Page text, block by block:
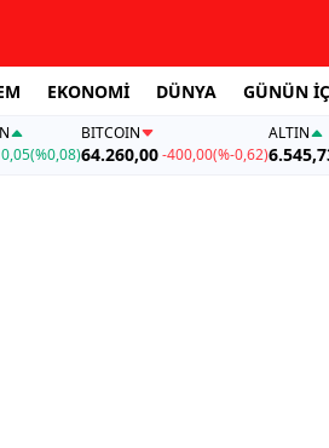
EKONOMİ DÜNYA GÜNÜN
0,05(%0,08)
BITCOIN
64.260,00-400,00(%-0,62)
ALTIN